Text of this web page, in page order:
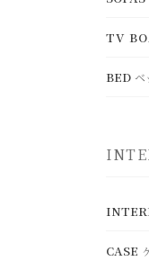
DESK
TV
BED ベ
CASE